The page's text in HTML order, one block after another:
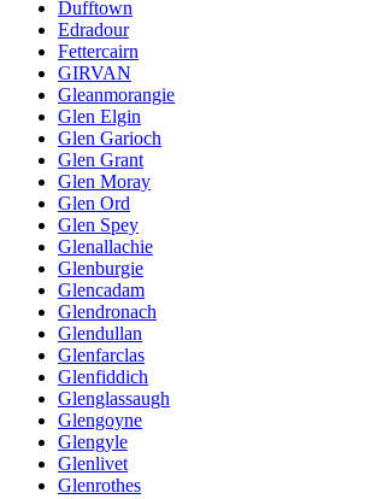
Dufftown
Edradour
Fettercairn
GIRVAN
Gleanmorangie
Glen Elgin
Glen Garioch
Glen Grant
Glen Moray
Glen Ord
Glen Spey
Glenallachie
Glenburgie
Glencadam
Glendronach
Glendullan
Glenfarclas
Glenfiddich
Glenglassaugh
Glengoyne
Glengyle
Glenlivet
Glenrothes